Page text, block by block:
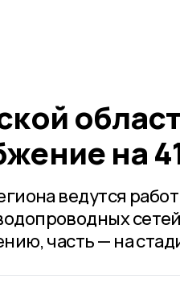
на
ведутся
часть — на